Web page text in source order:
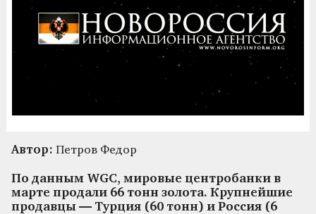
Автор: Петров Федор
По данным WGC, мировые центробанки в
марте продали 66 тонн золота. Крупнейшие
продавцы — Турция (60 тонн) и Россия (6